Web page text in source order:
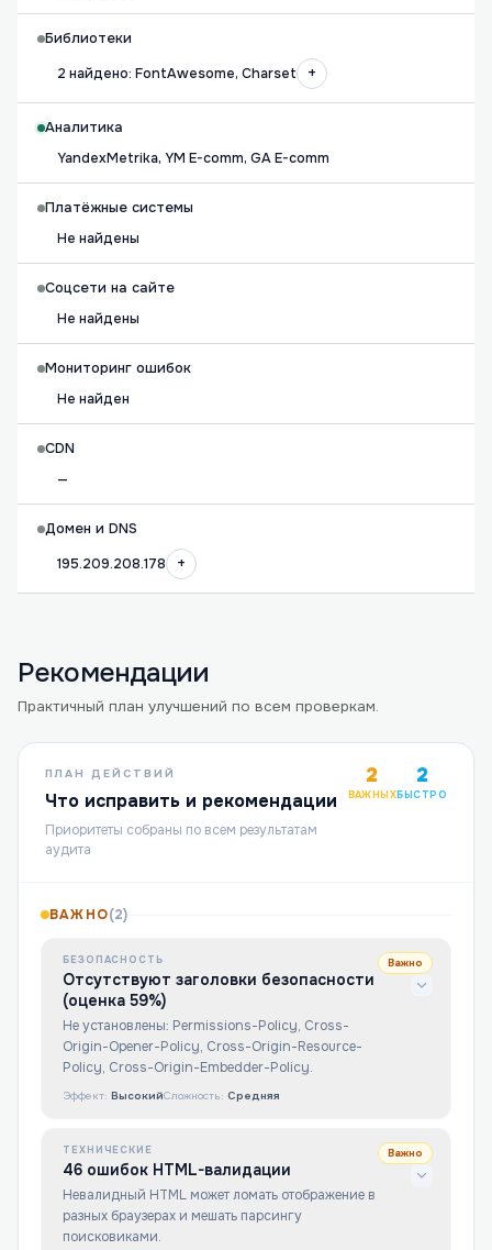
Библиотеки
2 найдено: FontAwesome, Charset
+
Аналитика
YandexMetrika, YM E-comm, GA E-comm
Платёжные системы
Не найдены
Соцсети на сайте
Не найдены
Мониторинг ошибок
Не найден
CDN
—
Домен и DNS
195.209.208.178
+
Рекомендации
Практичный план улучшений по всем проверкам.
ПЛАН ДЕЙСТВИЙ
Что исправить и рекомендации
Приоритеты собраны по всем результатам
аудита
2
ВАЖНЫХ
2
БЫСТРО
ВАЖНО(2)
БЕЗОПАСНОСТЬ
Отсутствуют заголовки безопасности
(оценка 59%)
Не установлены: Permissions-Policy, Cross-
Origin-Opener-Policy, Cross-Origin-Resource-
Policy, Cross-Origin-Embedder-Policy.
Важно
Эффект: ВысокийСложность: Средняя
ТЕХНИЧЕСКИЕ
46 ошибок HTML-валидации
Невалидный HTML может ломать отображение в
разных браузерах и мешать парсингу
поисковиками.
Важно